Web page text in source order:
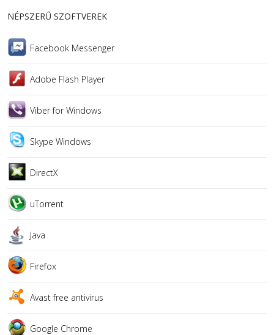
NÉPSZERŰ SZOFTVEREK
Facebook Messenger
Adobe Flash Player
Viber for Windows
Skype Windows
DirectX
uTorrent
Java
Firefox
Avast free antivirus
Google Chrome